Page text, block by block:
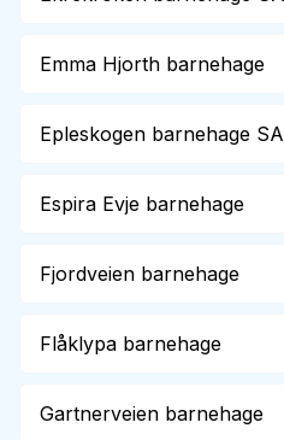
Emma Hjorth barnehage
Epleskogen barnehage SA
Espira Evje barnehage
Fjordveien barnehage
Flåklypa barnehage
Gartnerveien barnehage